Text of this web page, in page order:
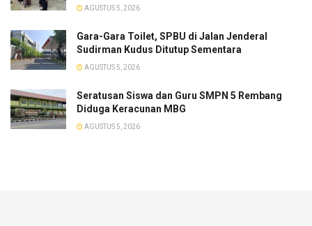
AGUSTUS 5, 2026
Gara-Gara Toilet, SPBU di Jalan Jenderal
Sudirman Kudus Ditutup Sementara
AGUSTUS 5, 2026
Seratusan Siswa dan Guru SMPN 5 Rembang
Diduga Keracunan MBG
AGUSTUS 5, 2026